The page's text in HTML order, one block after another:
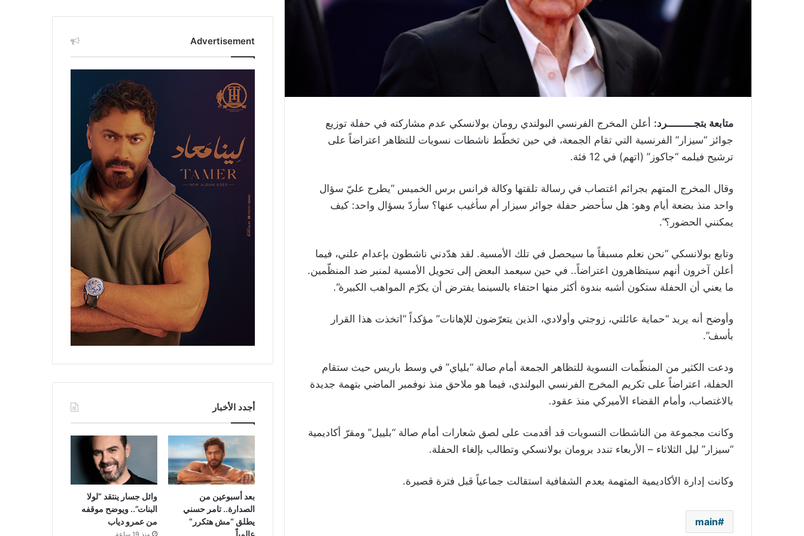
متابعة بتجـــــــــرد: أعلن المخرج الفرنسي البولندي رومان بولانسكي عدم مشاركته في حفلة توزيع
جوائز “سيزار” الفرنسية التي تقام الجمعة، في حين تخطّط ناشطات نسويات للتظاهر اعتراضاً على
ترشيح فيلمه “جاكوز” (اتهم) في 12 فئة.
وقال المخرج المتهم بجرائم اغتصاب في رسالة تلقتها وكالة فرانس برس الخميس “يطرح عليّ سؤال
واحد منذ بضعة أيام وهو: هل سأحضر حفلة جوائر سيزار أم سأغيب عنها؟ سأردّ بسؤال واحد: كيف
يمكنني الحضور؟”.
وتابع بولانسكي “نحن نعلم مسبقاً ما سيحصل في تلك الأمسية. لقد هدّدني ناشطون بإعدام علني، فيما
أعلن آخرون أنهم سيتظاهرون اعتراضاً.. في حين سيعمد البعض إلى تحويل الأمسية لمنبر ضد المنظّمين.
ما يعني أن الحفلة ستكون أشبه بندوة أكثر منها احتفاء بالسينما يفترض أن يكرّم المواهب الكبيرة.”
وأوضح أنه يريد “حماية عائلتي، زوجتي وأولادي، الذين يتعرّضون للإهانات” مؤكداً “اتخذت هذا القرار
بأسف.”
ودعت الكثير من المنظّمات النسوية للتظاهر الجمعة أمام صالة “بلياي” في وسط باريس حيث ستقام
الحفلة، اعتراضاً على تكريم المخرج الفرنسي البولندي، فيما هو ملاحق منذ نوفمبر الماضي بتهمة جديدة
بالاغتصاب، وأمام القضاء الأميركي منذ عقود.
وكانت مجموعة من الناشطات النسويات قد أقدمت على لصق شعارات أمام صالة “بلييل” ومقرّ أكاديمية
“سيزار” ليل الثلاثاء – الأربعاء تندد برومان بولانسكي وتطالب بإلغاء الحفلة.
وكانت إدارة الأكاديمية المتهمة بعدم الشفافية استقالت جماعياً قبل فترة قصيرة.
main
Advertisement
أجدد الأخبار
بعد أسبوعين من
الصدارة.. تامر حسني
يطلق “مش هتكرر”
عالمياً
وائل جسار ينتقد “لولا
البنات”.. ويوضح موقفه
من عمرو دياب
منذ 19 ساعة